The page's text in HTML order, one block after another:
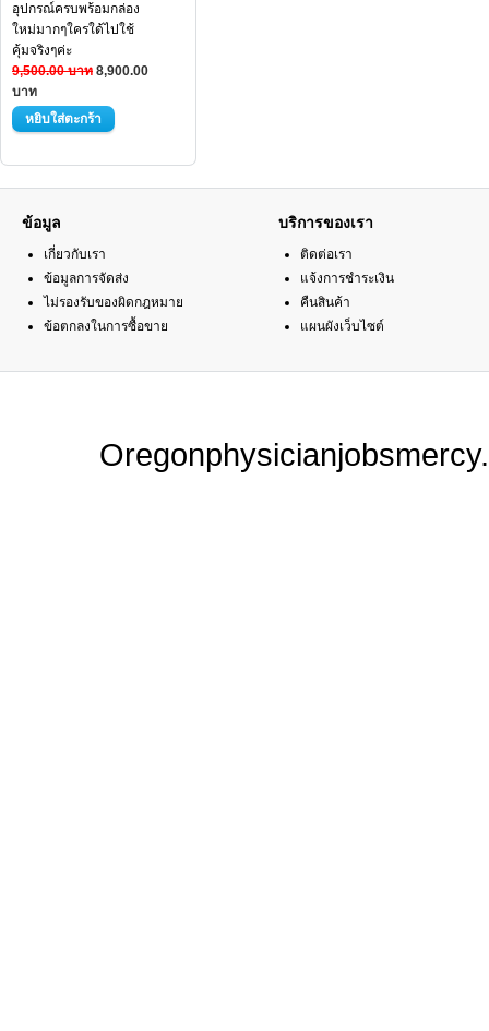
อุปกรณ์ครบพร้อมกล่อง
ใหม่มากๆใครใด้ไปใช้
คุ้มจริงๆค่ะ
9,500.00 บาท 8,900.00
บาท
ข้อมูล
เกี่ยวกับเรา
ข้อมูลการจัดส่ง
ไม่รองรับของผิดกฎหมาย
ข้อตกลงในการซื้อขาย
บริการของเรา
ติดต่อเรา
แจ้งการชำระเงิน
คืนสินค้า
แผนผังเว็บไซต์